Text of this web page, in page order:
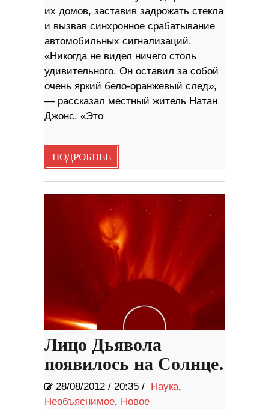
их домов, заставив задрожать стекла
и вызвав синхронное срабатывание
автомобильных сигнализаций.
«Никогда не видел ничего столь
удивительного. Он оставил за собой
очень яркий бело-оранжевый след»,
— рассказал местный житель Натан
Джонс. «Это
ПОДРОБНЕЕ
Лицо Дьявола
появилось на Солнце.
28/08/2012 / 20:35 / Наука,
Необъяснимое, Новое